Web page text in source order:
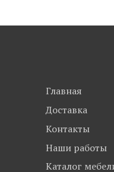
Главная
Доставка
Контакты
Наши работы
Каталог